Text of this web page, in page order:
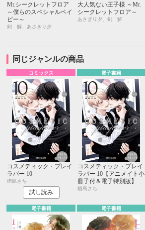
Mr.シークレットフロア
～僕らのスペシャルベイ
ビー～
剣 解、あさぎり夕
大人気ない王子様 ～Mr.
シークレットフロア～
あさぎり夕、剣 解
同じジャンルの商品
コミックス
コスメティック・プレイ
ラバー 10
楢島さち
試し読み
電子書籍
コスメティック・プレイ
ラバー 10【アニメイト小
冊子付＆電子特別版】
楢島さち
電子書籍 電子書籍